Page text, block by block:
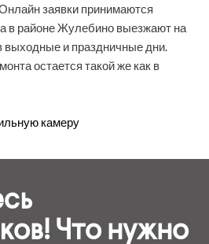
заявки принимаются
в районе Жулебино выезжают на
выходные и праздничные дни.
остается такой же как в
Что нужно